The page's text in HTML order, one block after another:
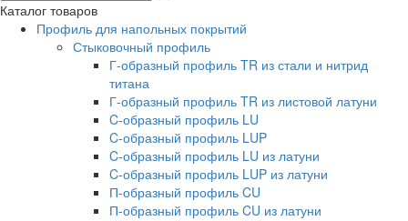
Каталог товаров
Профиль для напольных покрытий
Стыковочный профиль
Г-образный профиль TR из стали и нитрид
титана
Г-образный профиль TR из листовой латуни
C-образный профиль LU
C-образный профиль LUP
C-образный профиль LU из латуни
C-образный профиль LUP из латуни
П-образный профиль CU
П-образный профиль CU из латуни